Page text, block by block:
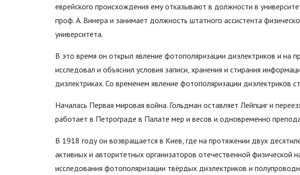
еврейского происхождения ему отказывают в должности в
проф. А. Винера и занимает должность штатного ассистента
университета.
В это время он открыл явление фотополяризации диэлектриков и на
исследовал и объяснил условия записи, хранения и стирания
диэлектриках. Со временем явление фотополяризации диэлектриков
Началась Первая мировая война. Гольдман оставляет Лейпциг и
работает в Петрограде в Палате мер и весов и одновременно
В 1918 году он возвращается в Киев, где на протяжении двух
активных и авторитетных организаторов отечественной физической
исследования фотополяризации твёрдых диэлектриков и